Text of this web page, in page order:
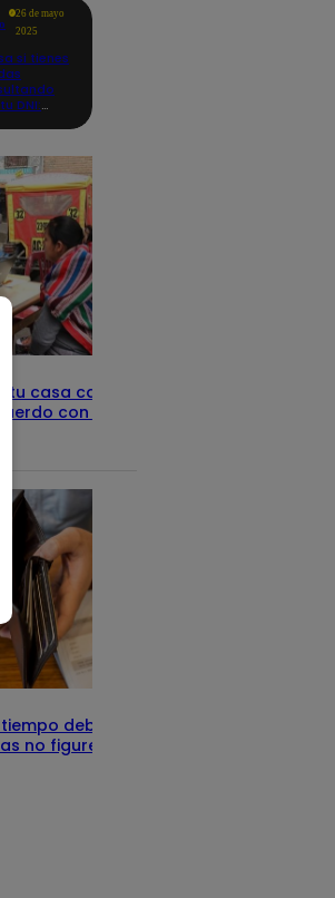
26 de mayo
2025
si tienes
DNI:
tu casa califica
con el Sisfoh
debe pasar
no figuren en su